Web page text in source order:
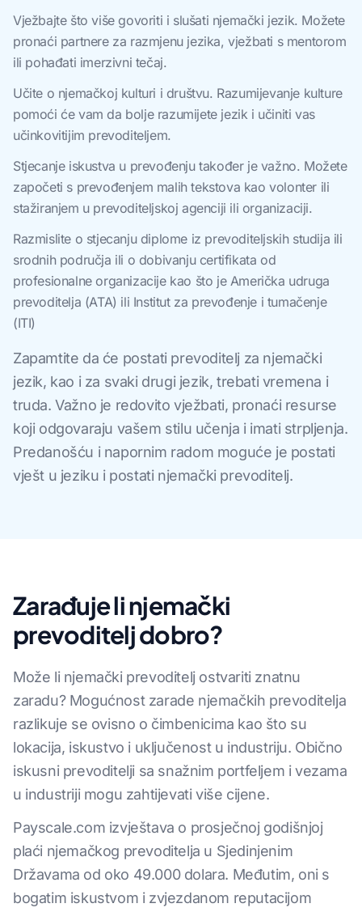
Vježbajte što više govoriti i slušati njemački jezik. Možete
pronaći partnere za razmjenu jezika, vježbati s mentorom
ili pohađati imerzivni tečaj.
Učite o njemačkoj kulturi i društvu. Razumijevanje kulture
pomoći će vam da bolje razumijete jezik i učiniti vas
učinkovitijim prevoditeljem.
Stjecanje iskustva u prevođenju također je važno. Možete
započeti s prevođenjem malih tekstova kao volonter ili
stažiranjem u prevoditeljskoj agenciji ili organizaciji.
Razmislite o stjecanju diplome iz prevoditeljskih studija ili
srodnih područja ili o dobivanju certifikata od
profesionalne organizacije kao što je Američka udruga
prevoditelja (ATA) ili Institut za prevođenje i tumačenje
(ITI)
Zapamtite da će postati prevoditelj za njemački
jezik, kao i za svaki drugi jezik, trebati vremena i
truda. Važno je redovito vježbati, pronaći resurse
koji odgovaraju vašem stilu učenja i imati strpljenja.
Predanošću i napornim radom moguće je postati
vješt u jeziku i postati njemački prevoditelj.
Zarađuje li njemački
prevoditelj dobro?
Može li njemački prevoditelj ostvariti znatnu
zaradu? Mogućnost zarade njemačkih prevoditelja
razlikuje se ovisno o čimbenicima kao što su
lokacija, iskustvo i uključenost u industriju. Obično
iskusni prevoditelji sa snažnim portfeljem i vezama
u industriji mogu zahtijevati više cijene.
Payscale.com izvještava o prosječnoj godišnjoj
plaći njemačkog prevoditelja u Sjedinjenim
Državama od oko 49.000 dolara. Međutim, oni s
bogatim iskustvom i zvjezdanom reputacijom